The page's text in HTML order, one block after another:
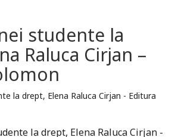
studente la
Raluca Cirjan –